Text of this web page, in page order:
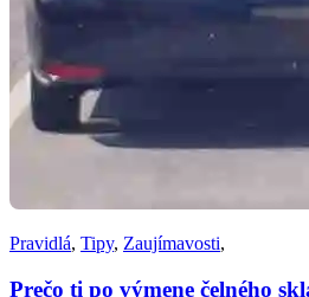
Pravidlá, Tipy, Zaujímavosti,
Prečo ti po výmene čelného